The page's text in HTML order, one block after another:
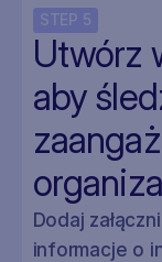
STEP 5
Utwórz
aby
Dodaj
informacje o